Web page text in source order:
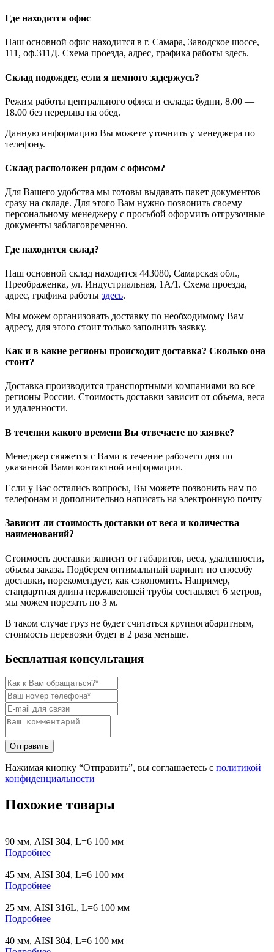
Где находится офис
Наш основной офис находится в г. Самара, Заводское шоссе,
111, оф.311Д. Схема проезда, адрес, графика работы здесь.
Склад подождет, если я немного задержусь?
Режим работы центрального офиса и склада: будни, 8.00 —
18.00 без перерыва на обед.
Данную информацию Вы можете уточнить у менеджера по
телефону.
Склад расположен рядом с офисом?
Для Вашего удобства мы готовы выдавать пакет документов
сразу на складе. Для этого Вам нужно позвонить своему
персональному менеджеру с просьбой оформить отгрузочные
документы заблаговременно.
Где находится склад?
Наш основной склад находится 443080, Самарская обл.,
Преображенка, ул. Индустриальная, 1А/1. Схема проезда,
адрес, графика работы здесь.
Мы можем организовать доставку по необходимому Вам
адресу, для этого стоит только заполнить заявку.
Как и в какие регионы происходит доставка? Сколько она
стоит?
Доставка производится транспортными компаниями во все
регионы России. Стоимость доставки зависит от объема, веса
и удаленности.
В течении какого времени Вы отвечаете по заявке?
Менеджер свяжется с Вами в течение рабочего дня по
указанной Вами контактной информации.
Если у Вас остались вопросы, Вы можете позвонить нам по
телефонам и дополнительно написать на электронную почту
Зависит ли стоимость доставки от веса и количества
наименований?
Стоимость доставки зависит от габаритов, веса, удаленности,
объема заказа. Подберем оптимальный вариант по способу
доставки, порекомендует, как сэкономить. Например,
стандартная длина нержавеющей трубы составляет 6 метров,
мы можем порезать по 3 м.
В таком случае груз не будет считаться крупногабаритным,
стоимость перевозки будет в 2 раза меньше.
Бесплатная консультация
Нажимая кнопку “Отправить”, вы соглашаетесь с политикой
конфиденциальности
Похожие товары
90 мм, AISI 304, L=6 100 мм
Подробнее
45 мм, AISI 304, L=6 100 мм
Подробнее
25 мм, AISI 316L, L=6 100 мм
Подробнее
40 мм, AISI 304, L=6 100 мм